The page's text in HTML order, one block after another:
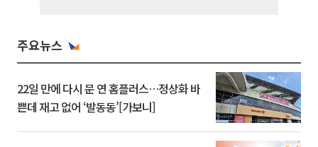
주요뉴스
22일 만에 다시 문 연 홈플러스…정상화 바
쁜데 재고 없어 ‘발동동’[가보니]